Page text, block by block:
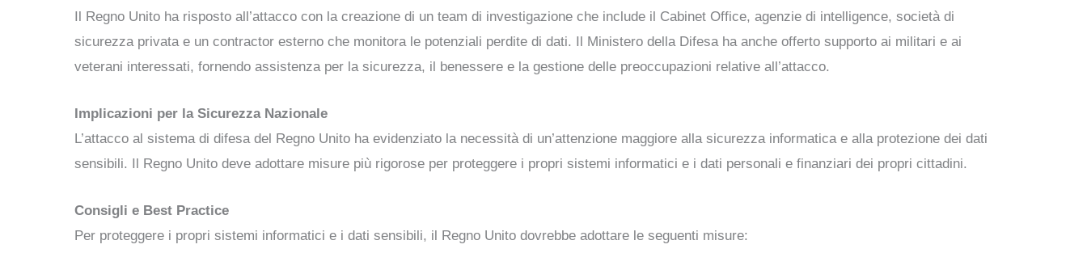
Il Regno Unito ha risposto all’attacco con la creazione di un team di investigazione che include il Cabinet Office, agenzie di intelligence, società di
sicurezza privata e un contractor esterno che monitora le potenziali perdite di dati. Il Ministero della Difesa ha anche offerto supporto ai militari e ai
veterani interessati, fornendo assistenza per la sicurezza, il benessere e la gestione delle preoccupazioni relative all’attacco.
Implicazioni per la Sicurezza Nazionale
L’attacco al sistema di difesa del Regno Unito ha evidenziato la necessità di un’attenzione maggiore alla sicurezza informatica e alla protezione dei dati
sensibili. Il Regno Unito deve adottare misure più rigorose per proteggere i propri sistemi informatici e i dati personali e finanziari dei propri cittadini.
Consigli e Best Practice
Per proteggere i propri sistemi informatici e i dati sensibili, il Regno Unito dovrebbe adottare le seguenti misure: